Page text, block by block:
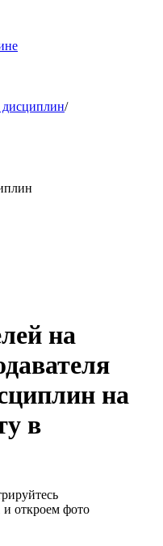
дисциплин/
на
на
в
откроем фото